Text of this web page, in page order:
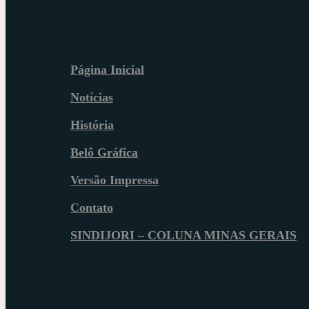
Página Inicial
Notícias
História
Belô Gráfica
Versão Impressa
Contato
SINDIJORI – COLUNA MINAS GERAIS